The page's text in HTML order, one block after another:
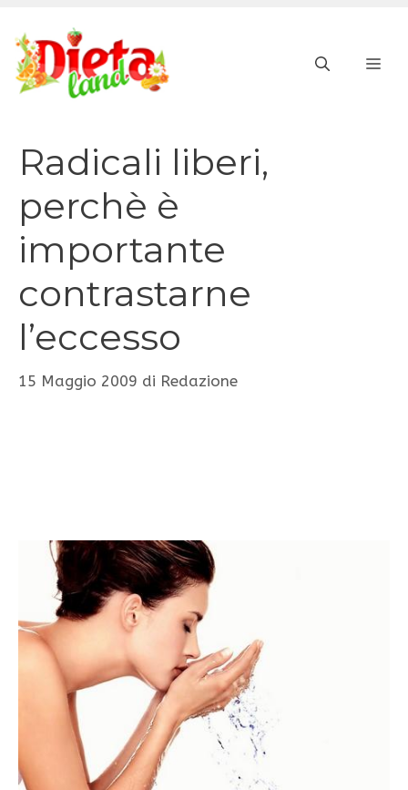
contenuto
Radicali liberi,
perchè è
importante
contrastarne
l’eccesso
15 Maggio 2009 di Redazione